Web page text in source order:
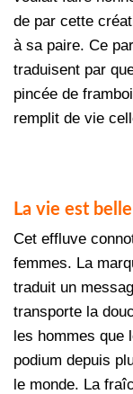
de par cette
à sa paire. Ce
traduisent par
pincée de
remplit de vie
La vie est
Cet effluve
femmes. La
traduit un
transporte la
les hommes que
podium depuis
le monde. La